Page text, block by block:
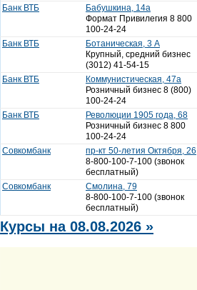
Банк ВТБ
Бабушкина, 14а
Формат Привилегия 8 800
100-24-24
Банк ВТБ
Ботаническая, 3 А
Крупный, средний бизнес
(3012) 41-54-15
Банк ВТБ
Коммунистическая, 47а
Розничный бизнес 8 (800)
100-24-24
Банк ВТБ
Революции 1905 года, 68
Розничный бизнес 8 800
100-24-24
Совкомбанк
пр-кт 50-летия Октября, 26
8-800-100-7-100 (звонок
бесплатный)
Совкомбанк
Смолина, 79
8-800-100-7-100 (звонок
бесплатный)
Курсы на 08.08.2026 »